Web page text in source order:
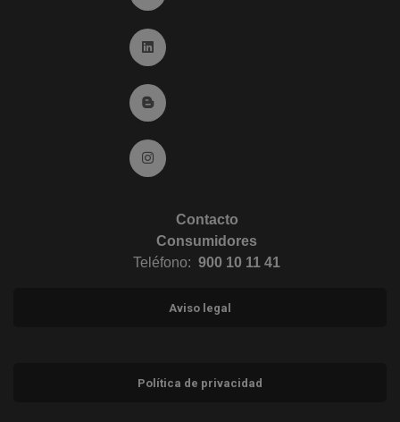
Ir a Linkedin (abre en ventana nueva)
Ir al Blog (abre en ventana nueva)
Ir a Instagram (abre en ventana nueva)
Contacto
Consumidores
Teléfono: 900 10 11 41
Aviso legal
Política de privacidad